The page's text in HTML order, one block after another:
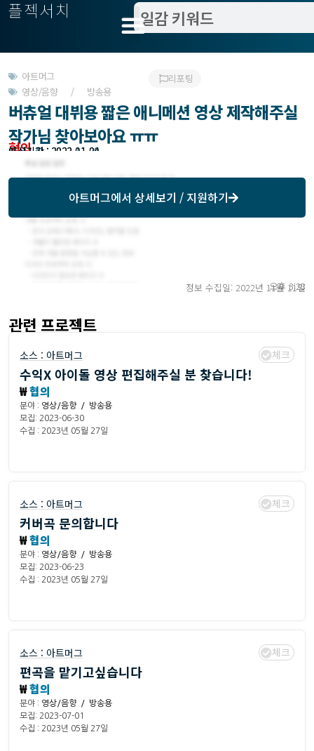
플젝서치
아트머그
영상/음향 / 방송용
리포팅
버츄얼 대뷔용 짧은 애니메션 영상 제작해주실
작가님 찾아보아요 ㅠㅠ
협의
모집기한 : 2022-11-30
예상기간 : 2023-01-04
아트머그에서 상세보기 / 지원하기
정보 수집일: 2022년 11월 11일
오후 3:28
관련 프로젝트
소스 : 아트머그 체크
수익X 아이돌 영상 편집해주실 분 찾습니다!
₩협의
분야 : 영상/음향 / 방송용
모집: 2023-06-30
수집 : 2023년 05월 27일
소스 : 아트머그 체크
커버곡 문의합니다
₩협의
분야 : 영상/음향 / 방송용
모집: 2023-06-23
수집 : 2023년 05월 27일
소스 : 아트머그 체크
편곡을 맡기고싶습니다
₩협의
분야 : 영상/음향 / 방송용
모집: 2023-07-01
수집 : 2023년 05월 27일